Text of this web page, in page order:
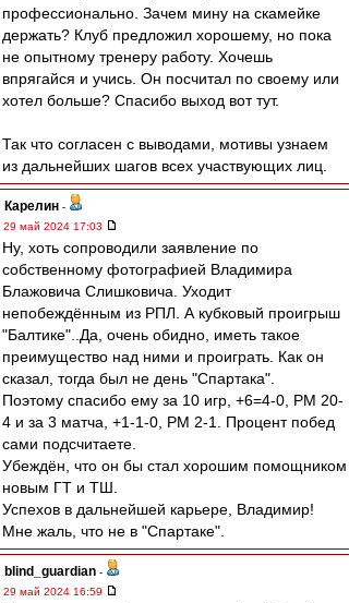
профессионально. Зачем мину на скамейке
держать? Клуб предложил хорошему, но пока
не опытному тренеру работу. Хочешь
впрягайся и учись. Он посчитал по своему или
хотел больше? Спасибо выход вот тут.
Так что согласен с выводами, мотивы узнаем
из дальнейших шагов всех участвующих лиц.
Карелин -
29 май 2024 17:03
Ну, хоть сопроводили заявление по
собственному фотографией Владимира
Блажовича Слишковича. Уходит
непобеждённым из РПЛ. А кубковый проигрыш
"Балтике"..Да, очень обидно, иметь такое
преимущество над ними и проиграть. Как он
сказал, тогда был не день "Спартака".
Поэтому спасибо ему за 10 игр, +6=4-0, РМ 20-
4 и за 3 матча, +1-1-0, РМ 2-1. Процент побед
сами подсчитаете.
Убеждён, что он бы стал хорошим помощником
новым ГТ и ТШ.
Успехов в дальнейшей карьере, Владимир!
Мне жаль, что не в "Спартаке".
blind_guardian -
29 май 2024 16:59